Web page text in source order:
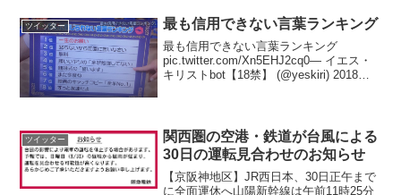
ツイッター 最も信用できない言葉ランキング
最も信用できない言葉ランキング
pic.twitter.com/Xn5EHJ2cq0— イエス・
キリストbot【18禁】 (@yeskiri) 2018年7
ツイッター
関西圏の空港・鉄道が台風による
30日の運転見合わせのお知らせ
【京阪神地区】JR西日本、30日正午まで
に全面運休へ山陽新幹線は午前11時25分